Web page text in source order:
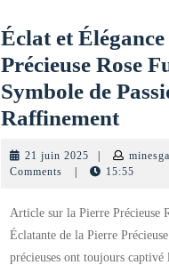
Éclat et
Précieuse Rose
Symbole de
RaffinementÉclat
et
La
21 juin 2025 21
juin
|
Comments
| 15:55
Article sur la Pierre Précieuse
Éclatante de la Pierre
précieuses ont toujours